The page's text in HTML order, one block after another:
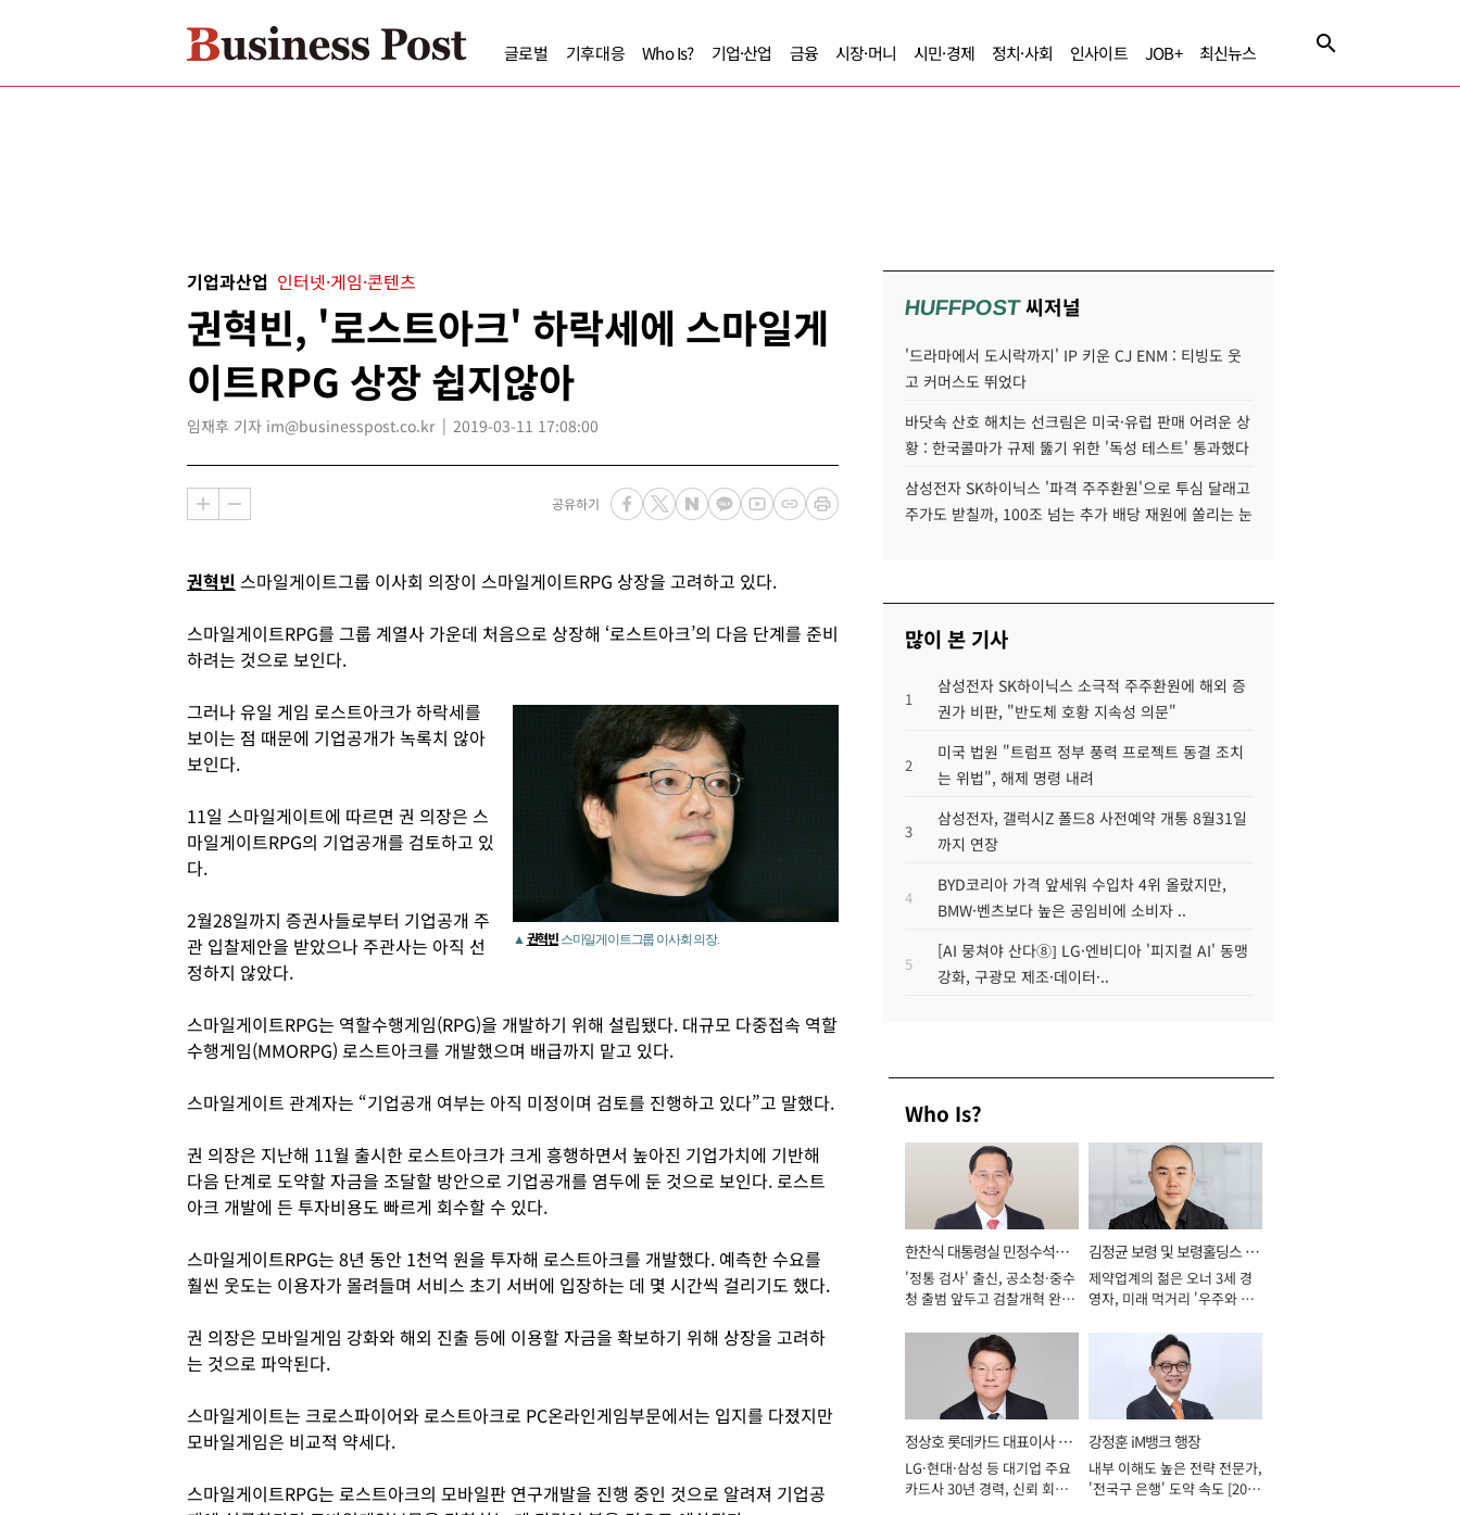
글로벌 기후대응 Who Is? 기업·산업 금융 시장·머니 시민·경제 정치·사회 인사이트 JOB+ 최신뉴스
기업과산업 인터넷·게임·콘텐츠
권혁빈, '로스트아크' 하락세에 스마일게
이트RPG 상장 쉽지않아
임재후 기자 im@businesspost.co.kr 2019-03-11 17:08:00
공유하기
권혁빈 스마일게이트그룹 이사회 의장이 스마일게이트RPG 상장을 고려하고 있다.
스마일게이트RPG를 그룹 계열사 가운데 처음으로 상장해 ‘로스트아크’의 다음 단계를 준비
하려는 것으로 보인다.
▲ 권혁빈 스마일게이트그룹 이사회 의장.
그러나 유일 게임 로스트아크가 하락세를
보이는 점 때문에 기업공개가 녹록치 않아
보인다.
11일 스마일게이트에 따르면 권 의장은 스
마일게이트RPG의 기업공개를 검토하고 있
다.
2월28일까지 증권사들로부터 기업공개 주
관 입찰제안을 받았으나 주관사는 아직 선
정하지 않았다.
스마일게이트RPG는 역할수행게임(RPG)을 개발하기 위해 설립됐다. 대규모 다중접속 역할
수행게임(MMORPG) 로스트아크를 개발했으며 배급까지 맡고 있다.
스마일게이트 관계자는 “기업공개 여부는 아직 미정이며 검토를 진행하고 있다”고 말했다.
권 의장은 지난해 11월 출시한 로스트아크가 크게 흥행하면서 높아진 기업가치에 기반해
다음 단계로 도약할 자금을 조달할 방안으로 기업공개를 염두에 둔 것으로 보인다. 로스트
아크 개발에 든 투자비용도 빠르게 회수할 수 있다.
스마일게이트RPG는 8년 동안 1천억 원을 투자해 로스트아크를 개발했다. 예측한 수요를
훨씬 웃도는 이용자가 몰려들며 서비스 초기 서버에 입장하는 데 몇 시간씩 걸리기도 했다.
권 의장은 모바일게임 강화와 해외 진출 등에 이용할 자금을 확보하기 위해 상장을 고려하
는 것으로 파악된다.
스마일게이트는 크로스파이어와 로스트아크로 PC온라인게임부문에서는 입지를 다졌지만
모바일게임은 비교적 약세다.
스마일게이트RPG는 로스트아크의 모바일판 연구개발을 진행 중인 것으로 알려져 기업공
HUFFPOST씨저널
'드라마에서 도시락까지' IP 키운 CJ ENM : 티빙도 웃
고 커머스도 뛰었다
바닷속 산호 해치는 선크림은 미국·유럽 판매 어려운 상
황 : 한국콜마가 규제 뚫기 위한 '독성 테스트' 통과했다
삼성전자 SK하이닉스 '파격 주주환원'으로 투심 달래고
주가도 받칠까, 100조 넘는 추가 배당 재원에 쏠리는 눈
많이 본 기사
1
삼성전자 SK하이닉스 소극적 주주환원에 해외 증
권가 비판, "반도체 호황 지속성 의문"
2
미국 법원 "트럼프 정부 풍력 프로젝트 동결 조치
는 위법", 해제 명령 내려
3
삼성전자, 갤럭시Z 폴드8 사전예약 개통 8월31일
까지 연장
4
BYD코리아 가격 앞세워 수입차 4위 올랐지만,
BMW·벤츠보다 높은 공임비에 소비자 ..
5
[AI 뭉쳐야 산다⑧] LG·엔비디아 '피지컬 AI' 동맹
강화, 구광모 제조·데이터·..
Who Is?
한찬식 대통령실 민정수석비
서관
'정통 검사' 출신, 공소청·중수
청 출범 앞두고 검찰개혁 완수
김정균 보령 및 보령홀딩스 대
표이사 사장
제약업계의 젊은 오너 3세 경
영자, 미래 먹거리 '우주와 헬
정상호 롯데카드 대표이사 사
장
LG·현대·삼성 등 대기업 주요
카드사 30년 경력, 신뢰 회복
강정훈 iM뱅크 행장
내부 이해도 높은 전략 전문가,
'전국구 은행' 도약 속도 [2026